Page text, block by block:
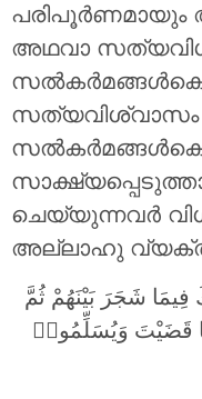
പരിപൂര്‍ണമായും
അഥവാ
ചെയ്യുന്നവര്‍
അല്ലാഹു
فِيمَا شَجَرَ بَيْنَهُمْ ثُمَّ
قَضَيْتَ وَيُسَلِّمُوا۟